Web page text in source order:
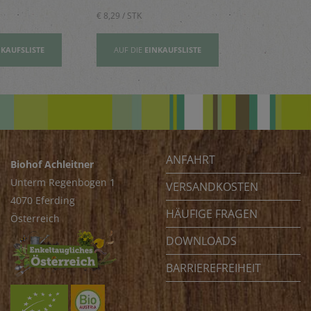
€ 8,29 / STK
AUF DIE EINKAUFSLISTE
Biohof Achleitner
Unterm Regenbogen 1
4070 Eferding
Österreich
ANFAHRT
VERSANDKOSTEN
HÄUFIGE FRAGEN
DOWNLOADS
BARRIEREFREIHEIT